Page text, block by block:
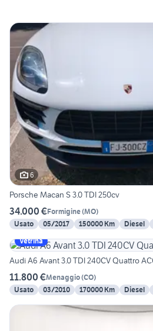
6
Porsche Macan S 3.0 TDI 250cv
34.000 €Formigine(MO)
Usato
05/2017 150000 Km Diesel
Vetrina
Audi A6 Avant 3.0 TDI 240CV Quattro
11.800 €Menaggio(CO)
Usato
03/2010 170000 Km Diesel